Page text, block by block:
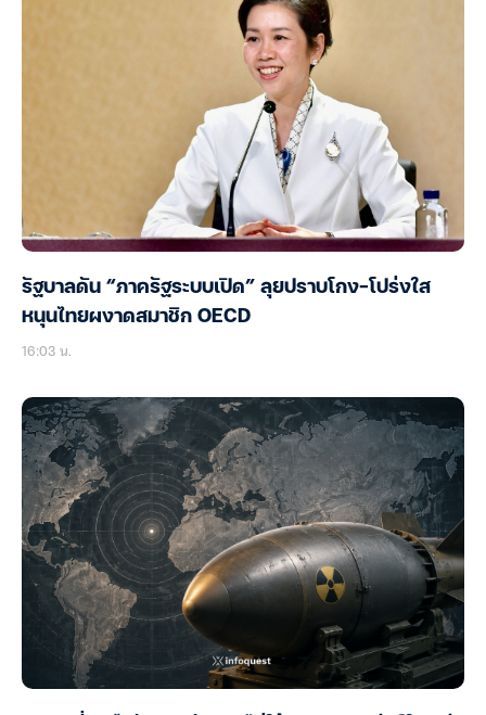
รัฐบาลดัน “ภาครัฐระบบเปิด” ลุยปราบโกง-โปร่งใส
หนุนไทยผงาดสมาชิก OECD
16:03 น.